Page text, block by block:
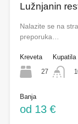
Lužnjanin
Nalazite se na
preporuka…
Kreveta
27
Kupatila
Banja
od 13 €